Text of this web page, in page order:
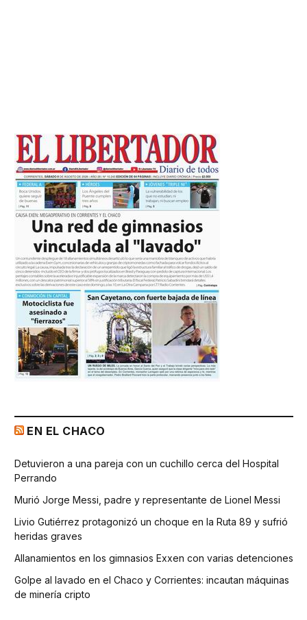
EN EL CHACO
Detuvieron a una pareja con un cuchillo cerca del Hospital
Perrando
Murió Jorge Messi, padre y representante de Lionel Messi
Livio Gutiérrez protagonizó un choque en la Ruta 89 y sufrió
heridas graves
Allanamientos en los gimnasios Exxen con varias detenciones
Golpe al lavado en el Chaco y Corrientes: incautan máquinas
de minería cripto